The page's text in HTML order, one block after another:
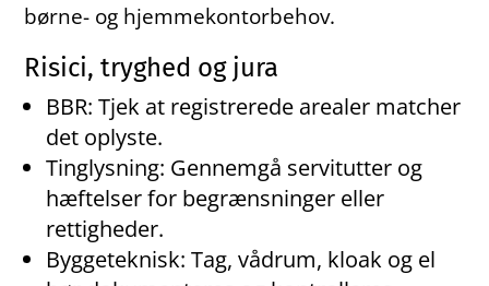
børne- og hjemmekontorbehov.
Risici, tryghed og jura
BBR: Tjek at registrerede arealer matcher
det oplyste.
Tinglysning: Gennemgå servitutter og
hæftelser for begrænsninger eller
rettigheder.
Byggeteknisk: Tag, vådrum, kloak og el